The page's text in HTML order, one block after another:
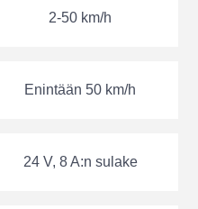
2-50 km/h
Enintään 50 km/h
24 V, 8 A:n sulake